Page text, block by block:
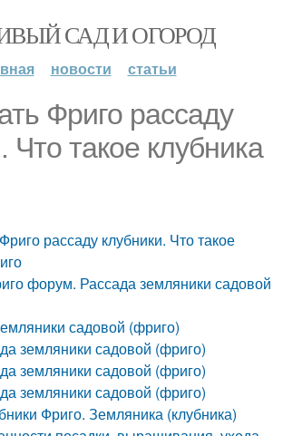
САД И ОГОРОД
новости статьи
Фриго рассаду
Что такое клубника
рассаду клубники. Что такое
форум. Рассада земляники садовой
садовой (фриго)
земляники садовой (фриго)
земляники садовой (фриго)
земляники садовой (фриго)
Фриго. Земляника (клубника)